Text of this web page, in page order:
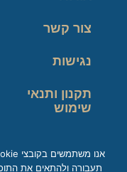
צור קשר
נגישות
תקנון ותנאי
שימוש
תעבורה ולהתאים את